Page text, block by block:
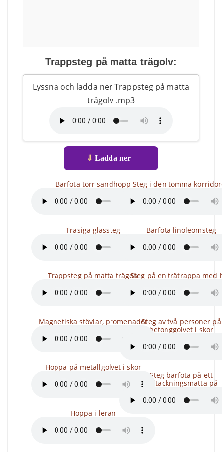
Trappsteg på matta trägolv:
Lyssna och ladda ner Trappsteg på matta
trägolv .mp3
⇓ Ladda ner
Barfota torr sandhopp
Trasiga glassteg
Trappsteg på matta trägolv
Magnetiska stövlar, promenader
Hoppa på metallgolvet i skor
Hoppa i leran
Steg i den tomma
Barfota linoleomsteg
Steg på en trätrappa med
Steg av två personer på
betonggolvet i skor
Steg barfota på ett
heltäckningsmatta på